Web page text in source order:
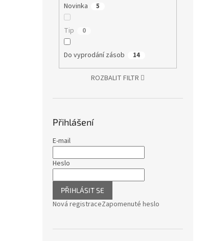
Novinka 5
Tip 0
Do vyprodání zásob 14
ROZBALIT FILTR
Přihlášení
E-mail
Heslo
PŘIHLÁSIT SE
Nová registraceZapomenuté heslo